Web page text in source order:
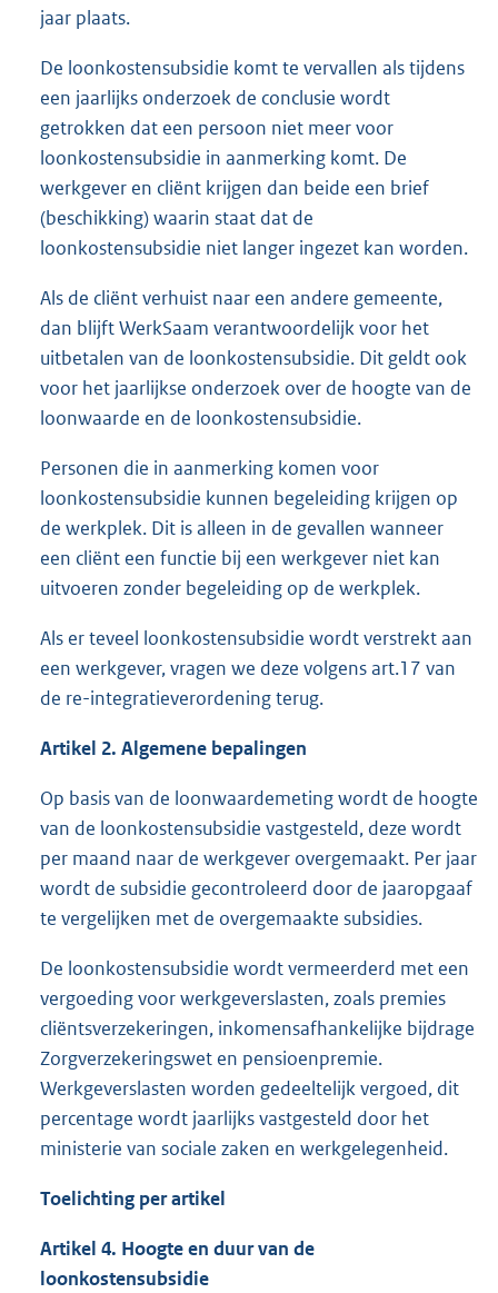
jaar plaats.
De loonkostensubsidie komt te vervallen als tijdens
een jaarlijks onderzoek de conclusie wordt
getrokken dat een persoon niet meer voor
loonkostensubsidie in aanmerking komt. De
werkgever en cliënt krijgen dan beide een brief
(beschikking) waarin staat dat de
loonkostensubsidie niet langer ingezet kan worden.
Als de cliënt verhuist naar een andere gemeente,
dan blijft WerkSaam verantwoordelijk voor het
uitbetalen van de loonkostensubsidie. Dit geldt ook
voor het jaarlijkse onderzoek over de hoogte van de
loonwaarde en de loonkostensubsidie.
Personen die in aanmerking komen voor
loonkostensubsidie kunnen begeleiding krijgen op
de werkplek. Dit is alleen in de gevallen wanneer
een cliënt een functie bij een werkgever niet kan
uitvoeren zonder begeleiding op de werkplek.
Als er teveel loonkostensubsidie wordt verstrekt aan
een werkgever, vragen we deze volgens art.17 van
de re-integratieverordening terug.
Artikel 2. Algemene bepalingen
Op basis van de loonwaardemeting wordt de hoogte
van de loonkostensubsidie vastgesteld, deze wordt
per maand naar de werkgever overgemaakt. Per jaar
wordt de subsidie gecontroleerd door de jaaropgaaf
te vergelijken met de overgemaakte subsidies.
De loonkostensubsidie wordt vermeerderd met een
vergoeding voor werkgeverslasten, zoals premies
cliëntsverzekeringen, inkomensafhankelijke bijdrage
Zorgverzekeringswet en pensioenpremie.
Werkgeverslasten worden gedeeltelijk vergoed, dit
percentage wordt jaarlijks vastgesteld door het
ministerie van sociale zaken en werkgelegenheid.
Toelichting per artikel
Artikel 4. Hoogte en duur van de
loonkostensubsidie